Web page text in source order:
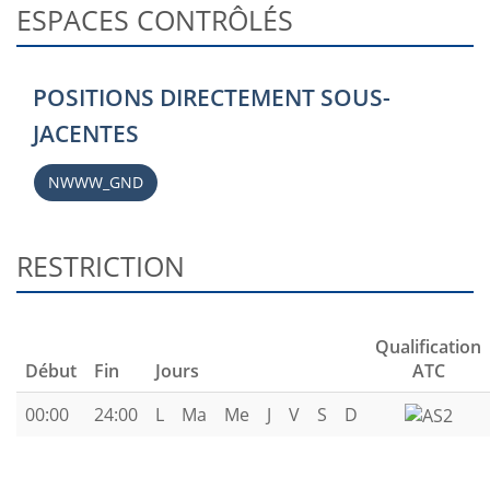
ESPACES CONTRÔLÉS
POSITIONS DIRECTEMENT SOUS-
JACENTES
NWWW_GND
RESTRICTION
Début Fin Jours
Qualification
ATC
00:00
24:00 L Ma Me J V S D